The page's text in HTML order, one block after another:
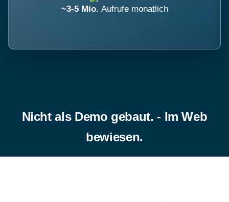
~3-5 Mio. Aufrufe monatlich
Nicht als Demo gebaut. - Im Web
bewiesen.